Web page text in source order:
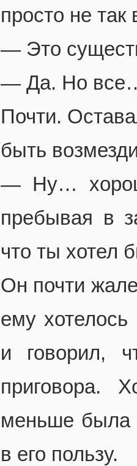
просто не
— Это
— Да. Но
Почти.
быть
— Ну…
пребывая в
что ты хотел
Он почти
ему
и говорил,
приговора.
меньше была
в его пользу.